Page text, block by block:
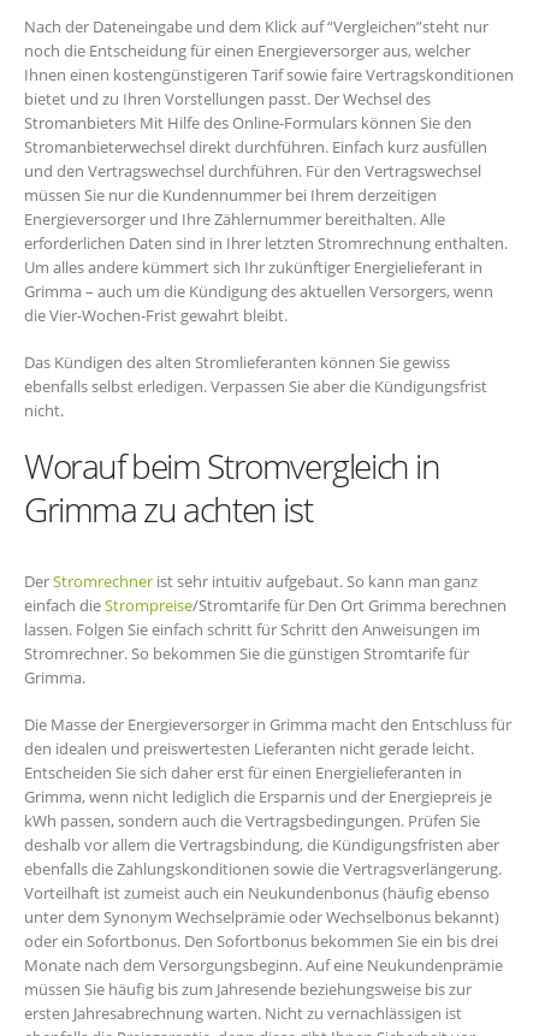
Nach der Dateneingabe und dem Klick auf “Vergleichen”steht nur
noch die Entscheidung für einen Energieversorger aus, welcher
Ihnen einen kostengünstigeren Tarif sowie faire Vertragskonditionen
bietet und zu Ihren Vorstellungen passt. Der Wechsel des
Stromanbieters Mit Hilfe des Online-Formulars können Sie den
Stromanbieterwechsel direkt durchführen. Einfach kurz ausfüllen
und den Vertragswechsel durchführen. Für den Vertragswechsel
müssen Sie nur die Kundennummer bei Ihrem derzeitigen
Energieversorger und Ihre Zählernummer bereithalten. Alle
erforderlichen Daten sind in Ihrer letzten Stromrechnung enthalten.
Um alles andere kümmert sich Ihr zukünftiger Energielieferant in
Grimma – auch um die Kündigung des aktuellen Versorgers, wenn
die Vier-Wochen-Frist gewahrt bleibt.
Das Kündigen des alten Stromlieferanten können Sie gewiss
ebenfalls selbst erledigen. Verpassen Sie aber die Kündigungsfrist
nicht.
Worauf beim Stromvergleich in
Grimma zu achten ist
DerStromrechner ist sehr intuitiv aufgebaut. So kann man ganz
einfach dieStrompreise/Stromtarife für Den Ort Grimma berechnen
lassen. Folgen Sie einfach schritt für Schritt den Anweisungen im
Stromrechner. So bekommen Sie die günstigen Stromtarife für
Grimma.
Die Masse der Energieversorger in Grimma macht den Entschluss für
den idealen und preiswertesten Lieferanten nicht gerade leicht.
Entscheiden Sie sich daher erst für einen Energielieferanten in
Grimma, wenn nicht lediglich die Ersparnis und der Energiepreis je
kWh passen, sondern auch die Vertragsbedingungen. Prüfen Sie
deshalb vor allem die Vertragsbindung, die Kündigungsfristen aber
ebenfalls die Zahlungskonditionen sowie die Vertragsverlängerung.
Vorteilhaft ist zumeist auch ein Neukundenbonus (häufig ebenso
unter dem Synonym Wechselprämie oder Wechselbonus bekannt)
oder ein Sofortbonus. Den Sofortbonus bekommen Sie ein bis drei
Monate nach dem Versorgungsbeginn. Auf eine Neukundenprämie
müssen Sie häufig bis zum Jahresende beziehungsweise bis zur
ersten Jahresabrechnung warten. Nicht zu vernachlässigen ist